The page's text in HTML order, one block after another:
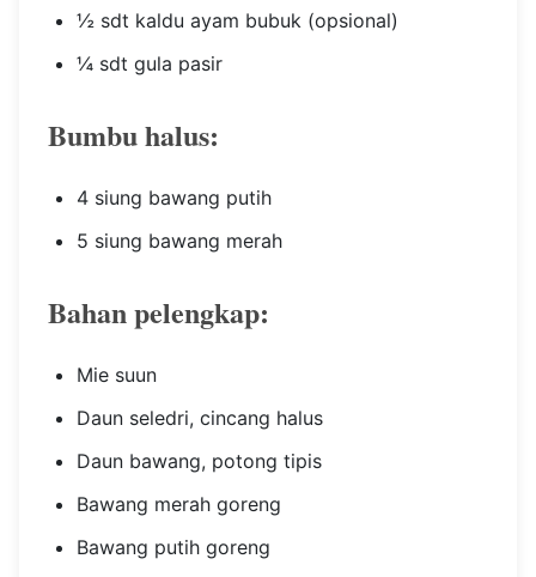
½ sdt kaldu ayam bubuk (opsional)
¼ sdt gula pasir
Bumbu halus:
4 siung bawang putih
5 siung bawang merah
Bahan pelengkap:
Mie suun
Daun seledri, cincang halus
Daun bawang, potong tipis
Bawang merah goreng
Bawang putih goreng